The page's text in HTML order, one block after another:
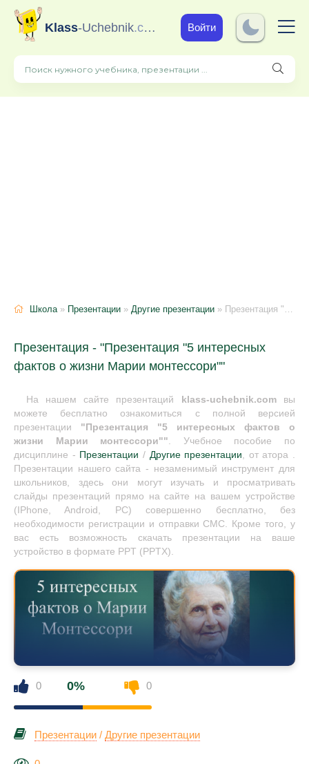
Klass-Uchebnik.com Войти
Школа» Презентации » Другие презентации » Презентация "5 интересных фактов о жизни Марии монтессори"
Презентация - "Презентация "5 интересных
фактов о жизни Марии монтессори""
На нашем сайте презентаций klass-uchebnik.comвы
можете бесплатно ознакомиться с полной версией
презентации "Презентация "5 интересных фактов о
жизни Марии монтессори"". Учебное пособие по
дисциплине - Презентации / Другие презентации, от атора .
Презентации нашего сайта - незаменимый инструмент для
школьников, здесь они могут изучать и просматривать
слайды презентаций прямо на сайте на вашем устройстве
(IPhone, Android, PC) совершенно бесплатно, без
необходимости регистрации и отправки СМС. Кроме того, у
вас есть возможность скачать презентации на ваше
устройство в формате PPT (PPTX).
0 0% 0
Презентации / Другие презентации